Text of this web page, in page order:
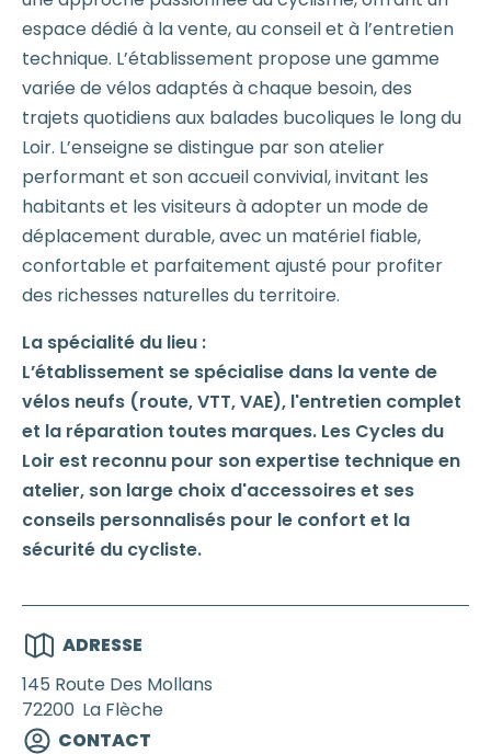
espace dédié à la vente, au conseil et à l’entretien
technique. L’établissement propose une gamme
variée de vélos adaptés à chaque besoin, des
trajets quotidiens aux balades bucoliques le long du
Loir. L’enseigne se distingue par son atelier
performant et son accueil convivial, invitant les
habitants et les visiteurs à adopter un mode de
déplacement durable, avec un matériel fiable,
confortable et parfaitement ajusté pour profiter
des richesses naturelles du territoire.
La spécialité du lieu :
L’établissement se spécialise dans la vente de
vélos neufs (route, VTT, VAE), l'entretien complet
et la réparation toutes marques. Les Cycles du
Loir est reconnu pour son expertise technique en
atelier, son large choix d'accessoires et ses
conseils personnalisés pour le confort et la
sécurité du cycliste.
ADRESSE
145 Route Des Mollans
72200 La Flèche
CONTACT